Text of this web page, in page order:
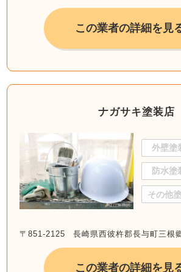
この業者の詳細を見
ナガサキ塗装店
外壁塗
防水塗
その他
〒851-2125 長崎県西彼杵郡長与町三根
この業者の詳細を見